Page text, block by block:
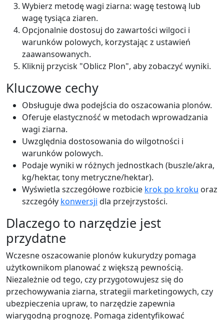
Wybierz metodę wagi ziarna: wagę testową lub
wagę tysiąca ziaren.
Opcjonalnie dostosuj do zawartości wilgoci i
warunków polowych, korzystając z ustawień
zaawansowanych.
Kliknij przycisk "Oblicz Plon", aby zobaczyć wyniki.
Kluczowe cechy
Obsługuje dwa podejścia do oszacowania plonów.
Oferuje elastyczność w metodach wprowadzania
wagi ziarna.
Uwzględnia dostosowania do wilgotności i
warunków polowych.
Podaje wyniki w różnych jednostkach (buszle/akra,
kg/hektar, tony metryczne/hektar).
Wyświetla szczegółowe rozbicie krok po kroku oraz
szczegóły konwersji dla przejrzystości.
Dlaczego to narzędzie jest
przydatne
Wczesne oszacowanie plonów kukurydzy pomaga
użytkownikom planować z większą pewnością.
Niezależnie od tego, czy przygotowujesz się do
przechowywania ziarna, strategii marketingowych, czy
ubezpieczenia upraw, to narzędzie zapewnia
wiarygodną prognozę. Pomaga zidentyfikować